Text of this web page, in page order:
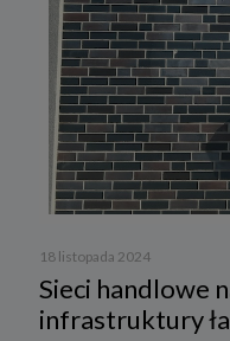
18 listopada 2024
Sieci handlowe
infrastruktury